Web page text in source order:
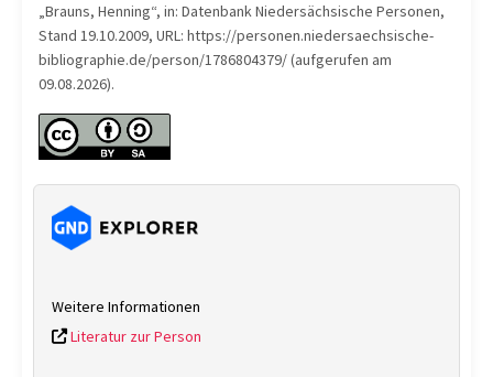
„Brauns, Henning“, in: Datenbank Niedersächsische Personen,
Stand 19.10.2009, URL: https://personen.niedersaechsische-
bibliographie.de/person/1786804379/ (aufgerufen am
09.08.2026).
Weitere Informationen
Literatur zur Person